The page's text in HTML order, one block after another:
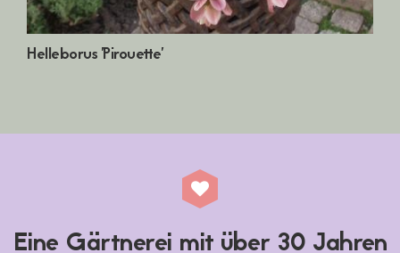
Helleborus 'Pirouette'
Eine Gärtnerei mit über 30 Jahren